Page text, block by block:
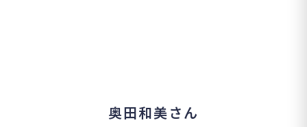
奥田和美さん